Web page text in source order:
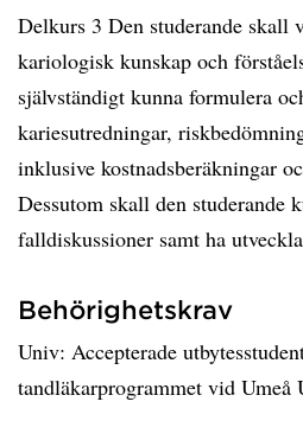
Delkurs 3 Den studerande skall
kariologisk kunskap och
självständigt kunna formulera
kariesutredningar,
inklusive kostnadsberäkningar
Dessutom skall den studerande
falldiskussioner samt ha
Behörighetskrav
Univ: Accepterade
tandläkarprogrammet vid Umeå